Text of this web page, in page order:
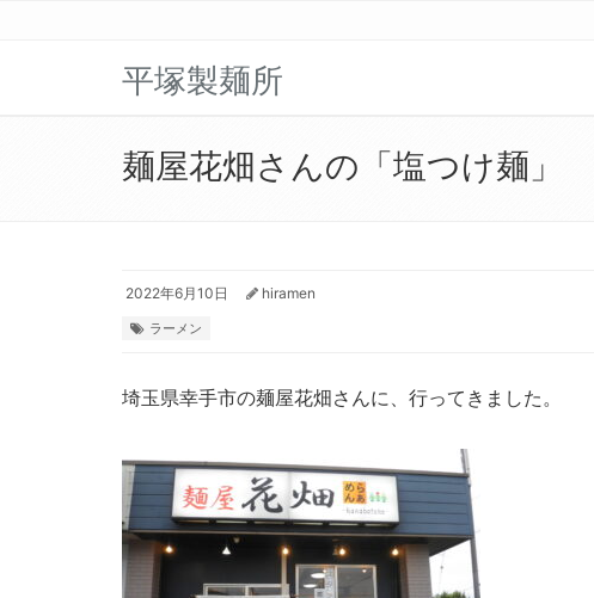
平塚製麺所
麺屋花畑さんの「塩つけ麺」
2022年6月10日 hiramen
ラーメン
埼玉県幸手市の麺屋花畑さんに、行ってきました。